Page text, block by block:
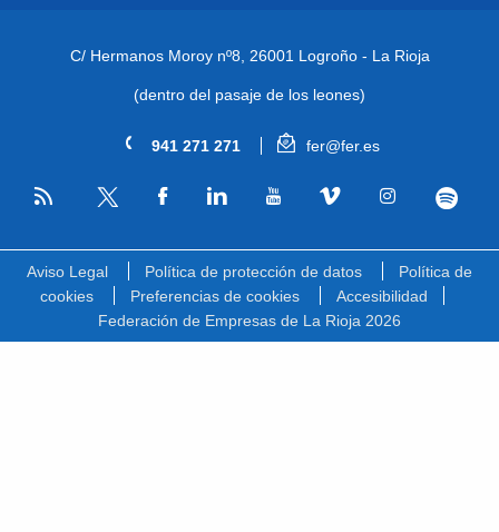
C/ Hermanos Moroy nº8, 26001 Logroño - La Rioja
(dentro del pasaje de los leones)
941 271 271 fer@fer.es
RSS
Aviso Legal Política de protección de datos
Política de
cookies
Preferencias de cookies
Accesibilidad
Federación de Empresas de La Rioja 2026